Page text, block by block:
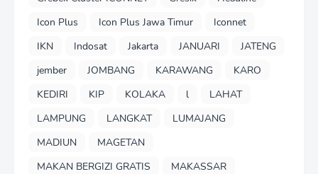
Icon Plus
Icon Plus Jawa Timur
Iconnet
IKN
Indosat Jakarta JANUARI
JATENG
jember
JOMBANG KARAWANG
KARO
KEDIRI
KIP KOLAKA l
LAHAT
LAMPUNG
LANGKAT
LUMAJANG
MADIUN
MAGETAN
MAKAN BERGIZI GRATIS
MAKASSAR